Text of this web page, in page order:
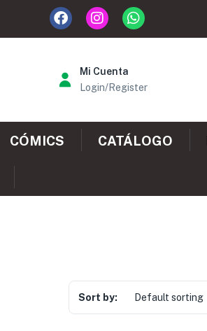
Mi Cuenta
Login/Register
CÓMICS CATÁLOGO
Sort by: Default sorting